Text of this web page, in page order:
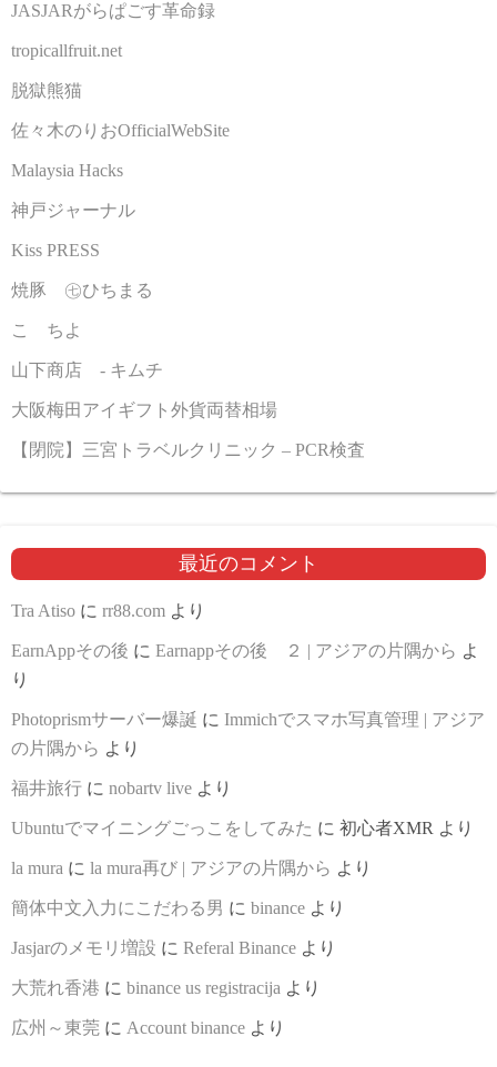
JASJARがらぱごす革命録
tropicallfruit.net
脱獄熊猫
佐々木のりおOfficialWebSite
Malaysia Hacks
神戸ジャーナル
Kiss PRESS
焼豚 ㊆ひちまる
こゝちよ
山下商店 - キムチ
大阪梅田アイギフト外貨両替相場
【閉院】三宮トラベルクリニック – PCR検査
最近のコメント
Tra Atiso に rr88.com より
EarnAppその後 に Earnappその後 ２ | アジアの片隅から よ
り
Photoprismサーバー爆誕 に Immichでスマホ写真管理 | アジア
の片隅から より
福井旅行 に nobartv live より
Ubuntuでマイニングごっこをしてみた に 初心者XMR より
la mura に la mura再び | アジアの片隅から より
簡体中文入力にこだわる男 に binance より
Jasjarのメモリ増設 に Referal Binance より
大荒れ香港 に binance us registracija より
広州～東莞 に Account binance より